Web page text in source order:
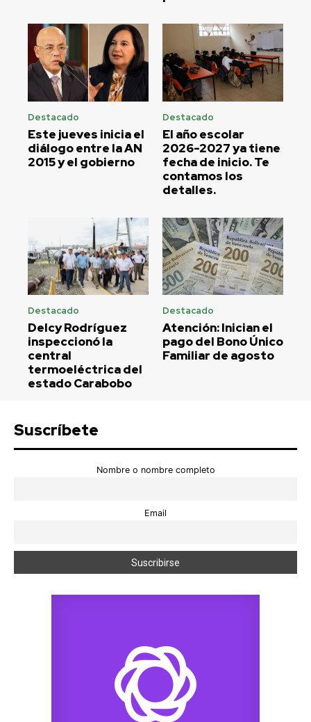
Destacado
Este jueves inicia el
diálogo entre la AN
2015 y el gobierno
Destacado
El año escolar
2026-2027 ya tiene
fecha de inicio. Te
contamos los
detalles.
Destacado
Delcy Rodríguez
inspeccionó la
central
termoeléctrica del
estado Carabobo
Destacado
Atención: Inician el
pago del Bono Único
Familiar de agosto
Suscríbete
Nombre o nombre completo
Email